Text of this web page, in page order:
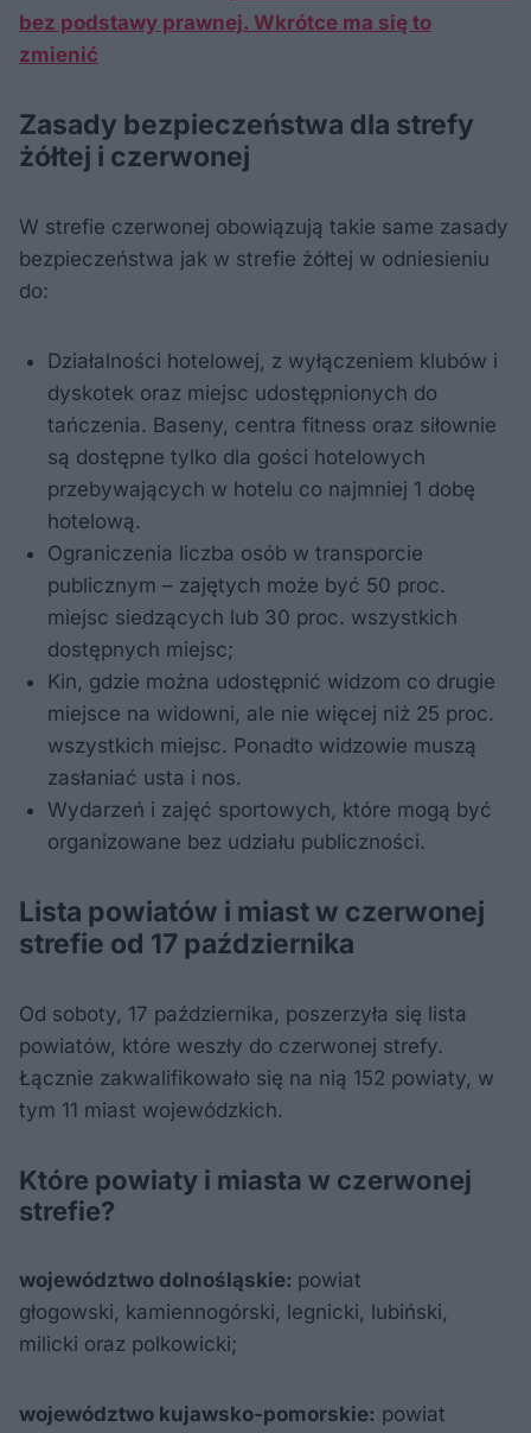
bez podstawy prawnej. Wkrótce ma się to
zmienić
Zasady bezpieczeństwa dla strefy
żółtej i czerwonej
W strefie czerwonej obowiązują takie same zasady
bezpieczeństwa jak w strefie żółtej w odniesieniu
do:
Działalności hotelowej, z wyłączeniem klubów i
dyskotek oraz miejsc udostępnionych do
tańczenia. Baseny, centra fitness oraz siłownie
są dostępne tylko dla gości hotelowych
przebywających w hotelu co najmniej 1 dobę
hotelową.
Ograniczenia liczba osób w transporcie
publicznym – zajętych może być 50 proc.
miejsc siedzących lub 30 proc. wszystkich
dostępnych miejsc;
Kin, gdzie można udostępnić widzom co drugie
miejsce na widowni, ale nie więcej niż 25 proc.
wszystkich miejsc. Ponadto widzowie muszą
zasłaniać usta i nos.
Wydarzeń i zajęć sportowych, które mogą być
organizowane bez udziału publiczności.
Lista powiatów i miast w czerwonej
strefie od 17 października
Od soboty, 17 października, poszerzyła się lista
powiatów, które weszły do czerwonej strefy.
Łącznie zakwalifikowało się na nią 152 powiaty, w
tym 11 miast wojewódzkich.
Które powiaty i miasta w czerwonej
strefie?
województwo dolnośląskie: powiat
głogowski, kamiennogórski, legnicki, lubiński,
milicki oraz polkowicki;
województwo kujawsko-pomorskie: powiat